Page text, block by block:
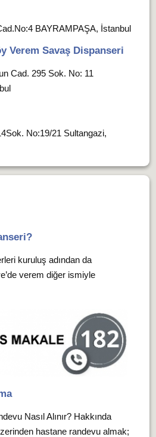
BAYRAMPAŞA, İstanbul
Verem Savaş Dispanseri
Cad. 295 Sok. No: 11
No:19/21 Sultangazi,
kuruluş adından da
verem diğer ismiyle
Nasıl Alınır? Hakkında
hastane randevu almak;